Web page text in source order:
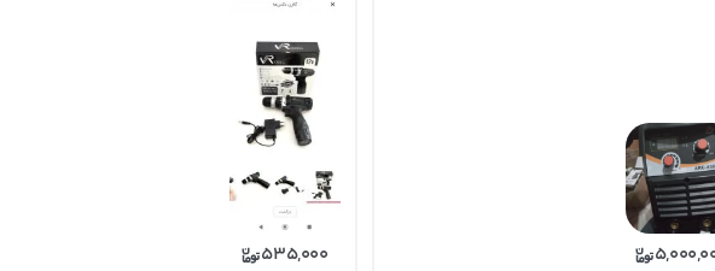
535,000